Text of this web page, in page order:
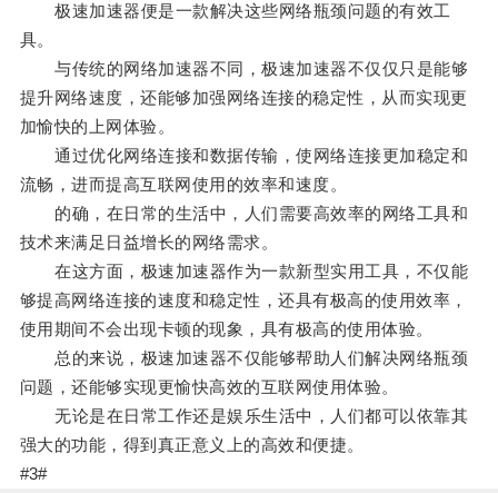
极速加速器便是一款解决这些网络瓶颈问题的有效工
具。
与传统的网络加速器不同，极速加速器不仅仅只是能够
提升网络速度，还能够加强网络连接的稳定性，从而实现更
加愉快的上网体验。
通过优化网络连接和数据传输，使网络连接更加稳定和
流畅，进而提高互联网使用的效率和速度。
的确，在日常的生活中，人们需要高效率的网络工具和
技术来满足日益增长的网络需求。
在这方面，极速加速器作为一款新型实用工具，不仅能
够提高网络连接的速度和稳定性，还具有极高的使用效率，
使用期间不会出现卡顿的现象，具有极高的使用体验。
总的来说，极速加速器不仅能够帮助人们解决网络瓶颈
问题，还能够实现更愉快高效的互联网使用体验。
无论是在日常工作还是娱乐生活中，人们都可以依靠其
强大的功能，得到真正意义上的高效和便捷。
#3#